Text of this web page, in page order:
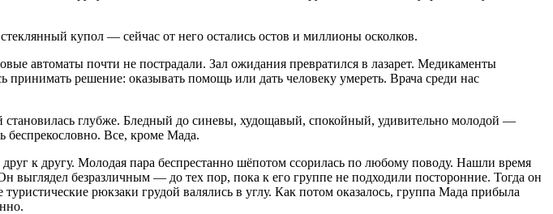
купол — сейчас от него остались остов и миллионы осколков.
автоматы почти не пострадали. Зал ожидания превратился в лазарет. Медикаменты
решение: оказывать помощь или дать человеку умереть. Врача среди нас
глубже. Бледный до синевы, худощавый, спокойный, удивительно молодой —
беспрекословно. Все, кроме Мада.
к другу. Молодая пара беспрестанно шёпотом ссорилась по любому поводу. Нашли время
безразличным — до тех пор, пока к его группе не подходили посторонние. Тогда он
рюкзаки грудой валялись в углу. Как потом оказалось, группа Мада прибыла